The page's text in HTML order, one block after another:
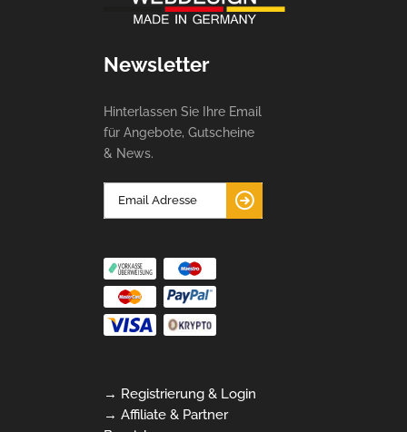
Newsletter
Hinterlassen Sie Ihre Email
für Angebote, Gutscheine
& News.
→ Registrierung & Login
→ Affiliate & Partner